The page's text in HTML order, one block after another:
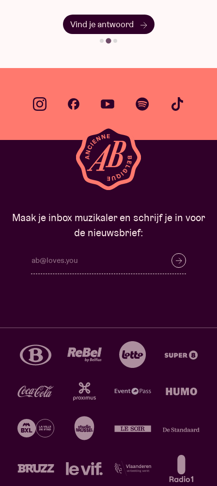
Vind je antwoord
Maak je inbox muzikaler en schrijf je in voor
de nieuwsbrief: